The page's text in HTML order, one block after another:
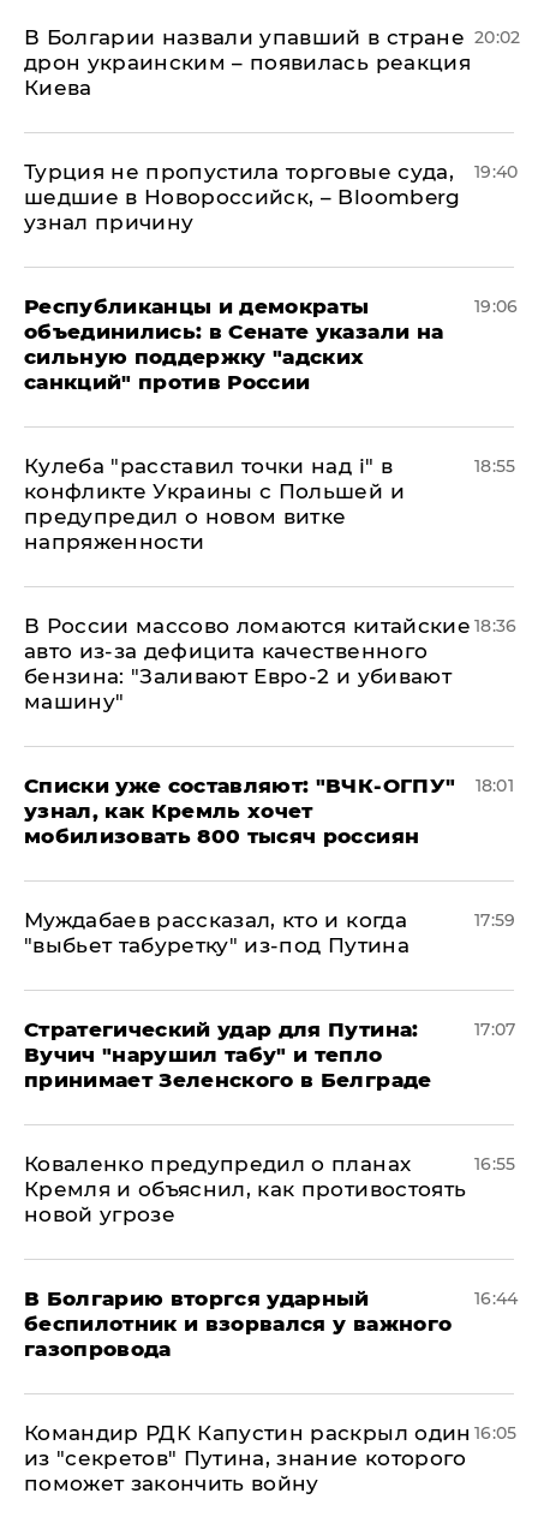
В Болгарии назвали упавший в стране
дрон украинским – появилась реакция
Киева
20:02
Турция не пропустила торговые суда,
шедшие в Новороссийск, – Bloomberg
узнал причину
19:40
Республиканцы и демократы
объединились: в Сенате указали на
сильную поддержку "адских
санкций" против России
19:06
Кулеба "расставил точки над і" в
конфликте Украины с Польшей и
предупредил о новом витке
напряженности
18:55
В России массово ломаются китайские
авто из-за дефицита качественного
бензина: "Заливают Евро-2 и убивают
машину"
18:36
Списки уже составляют: "ВЧК-ОГПУ"
узнал, как Кремль хочет
мобилизовать 800 тысяч россиян
18:01
Муждабаев рассказал, кто и когда
"выбьет табуретку" из-под Путина
17:59
Стратегический удар для Путина:
Вучич "нарушил табу" и тепло
принимает Зеленского в Белграде
17:07
Коваленко предупредил о планах
Кремля и объяснил, как противостоять
новой угрозе
16:55
В Болгарию вторгся ударный
беспилотник и взорвался у важного
газопровода
16:44
Командир РДК Капустин раскрыл один
из "секретов" Путина, знание которого
поможет закончить войну
16:05